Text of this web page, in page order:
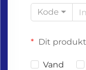
Kode
Dit produkt
Vand